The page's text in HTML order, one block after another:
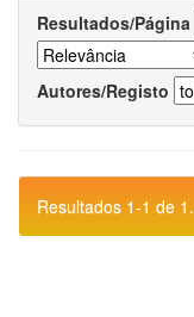
Resultados/Página
Autores/Registo
Resultados 1-1 de 1.